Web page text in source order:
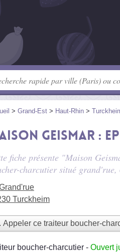
> Grand-Est > Haut-Rhin >
Geismar :
fiche présente "Maison
charcutier situé grand'rue,
Turckheim
Appeler ce traiteur boucher-
boucher-charcutier - Ouvert